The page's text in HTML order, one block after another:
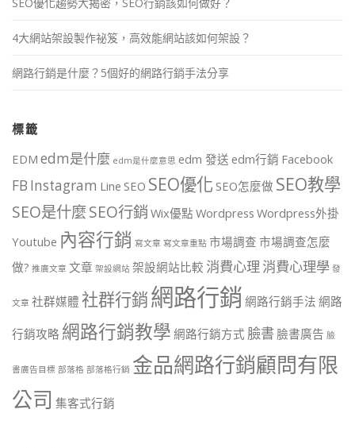
SEO優化趨勢大揭密，SEO行銷該如何做好？
4大網站架設製作祕笈，高效能網站該如何架設？
網路行銷是什麼？5個好的網路行銷手法分享
標籤
EDM edm是什麼 edm是什麼意思 edm 發送 edm行銷 Facebook
FB Instagram Line SEO SEO優化 SEO怎麼做 SEO教學
SEO是什麼SEO行銷Wix優點 Wordpress Wordpress外掛
Youtube 內容行銷 寫文章 寫文章重點 市場調查 市場調查怎麼
做? 推廣文章 文章 架設網站 架設網站比較 消費心理 消費心理學 發
文章 社群媒體 社群行銷網路行銷 網路行銷手法 網路
行銷攻略 網路行銷教學 網路行銷方式 臉書 臉書廣告 臉
書廣告目標 部落格 部落格行銷 金品網路行銷顧問有限
公司 集客式行銷